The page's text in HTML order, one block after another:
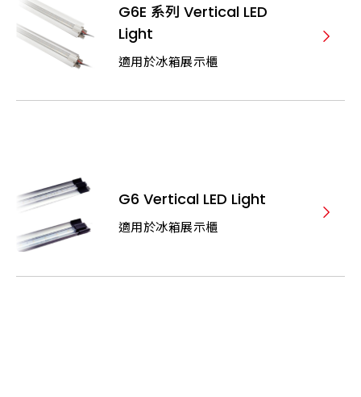
G6E 系列 Vertical LED
Light
適用於冰箱展示櫃
G6 Vertical LED Light
適用於冰箱展示櫃